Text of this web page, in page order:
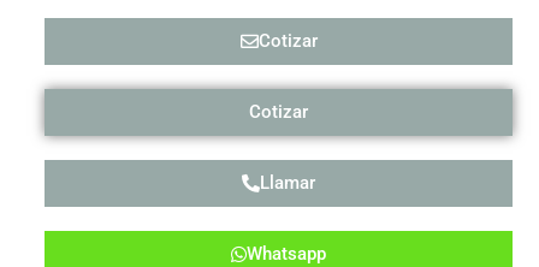
Cotizar
Cotizar
Llamar
Whatsapp